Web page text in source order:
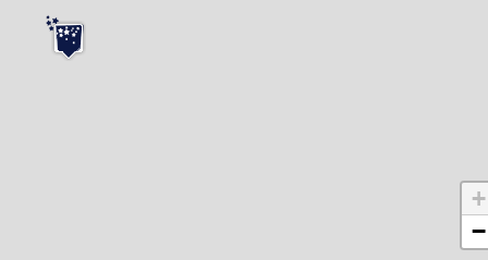
+
−